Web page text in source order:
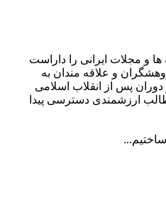
ها و مجلات ایرانی را داراست
پژوهشگران و علاقه مندان به
پس از انقلاب اسلامی
ارزشمندی دسترسی پیدا